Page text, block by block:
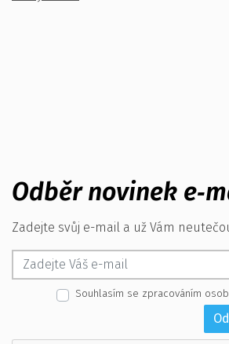
Odběr novinek
Zadejte svůj e-mail a už Vám
Souhlasím se zpracováním